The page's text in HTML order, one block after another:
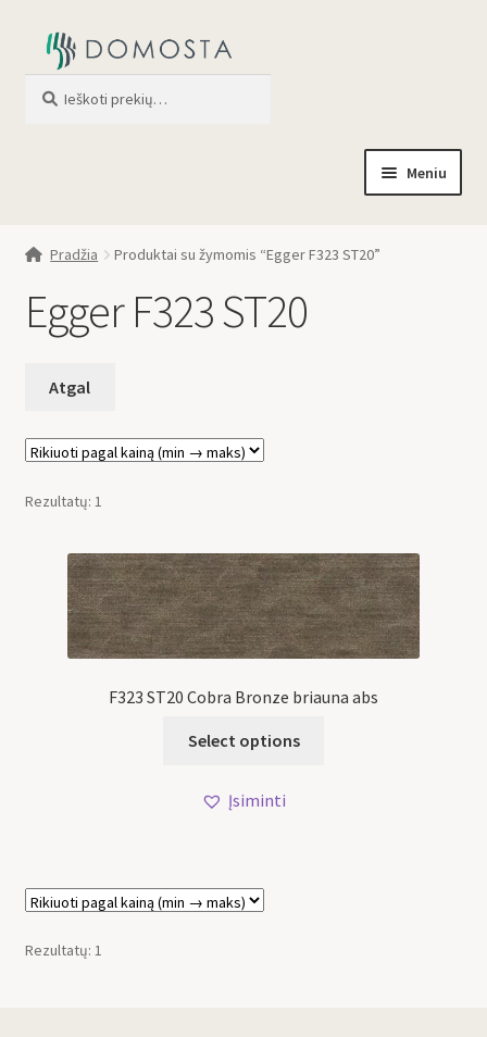
Meniu
Apie mus
Profilis
Pradžia Produktai su žymomis “Egger F323 ST20”
Egger F323 ST20
Rezultatų: 1
F323 ST20 Cobra Bronze briauna abs
Select options
Įsiminti
Rezultatų: 1